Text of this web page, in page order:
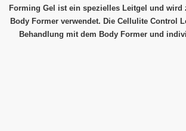
Forming Gel ist ein spezielles Leitgel und wird
Body Former verwendet. Die Cellulite Control
Behandlung mit dem Body Former und